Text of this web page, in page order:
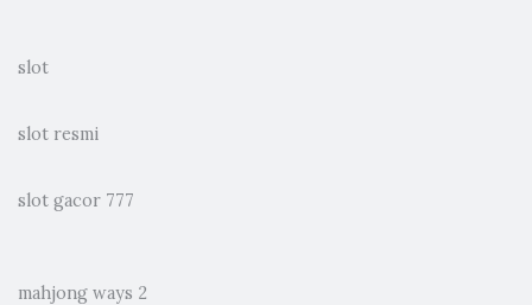
slot
slot resmi
slot gacor 777
mahjong ways 2